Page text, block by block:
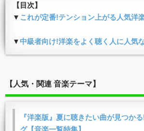
【目次】
▼ これが定番!テンション上がる人気洋
▼中級者向け!洋楽をよく聴く人に人気
【人気・関連 音楽テーマ】
『洋楽版』夏に聴きたい曲が見つか
グ【音楽一覧特集】